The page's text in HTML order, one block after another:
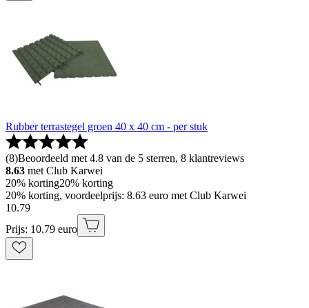
Rubber terrastegel groen 40 x 40 cm - per stuk
(8)Beoordeeld met 4.8 van de 5 sterren, 8 klantreviews
8.63 met Club Karwei
20% korting20% korting
20% korting, voordeelprijs: 8.63 euro met Club Karwei
10.79
Prijs: 10.79 euro